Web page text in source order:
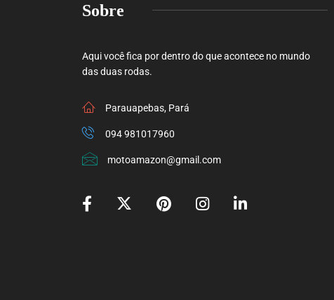
Sobre
Aqui você fica por dentro do que acontece no mundo
das duas rodas.
Parauapebas, Pará
094 981017960
motoamazon@gmail.com